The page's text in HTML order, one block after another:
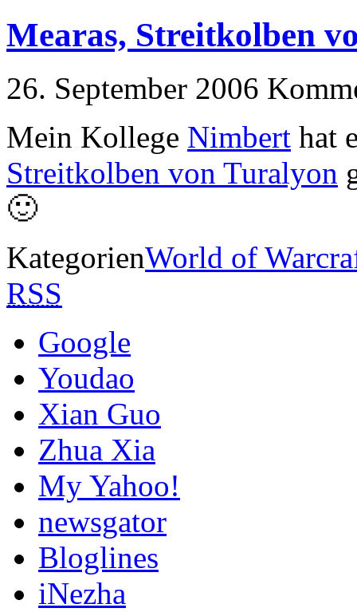
Mearas, Streitkolben
26. September 2006
Mein Kollege Nimbert hat
Streitkolben von Turalyon
🙂
KategorienWorld of
RSS
Google
Youdao
Xian Guo
Zhua Xia
My Yahoo!
newsgator
Bloglines
iNezha